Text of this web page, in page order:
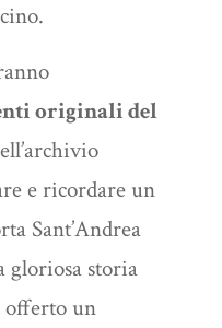
originali del
e ricordare un
Sant’Andrea
gloriosa storia
un